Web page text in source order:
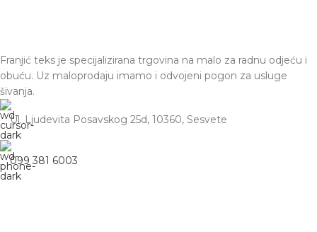
Franjić teks je specijalizirana trgovina na malo za radnu odjeću i
obuću. Uz maloprodaju imamo i odvojeni pogon za usluge
šivanja.
Ul. Ljudevita Posavskog 25d, 10360, Sesvete
099 381 6003